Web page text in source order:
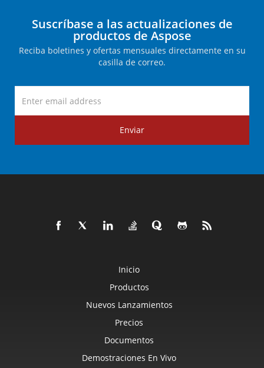
Suscríbase a las actualizaciones de
productos de Aspose
Reciba boletines y ofertas mensuales directamente en su
casilla de correo.
Enviar
Inicio
Productos
Nuevos Lanzamientos
Precios
Documentos
Demostraciones En Vivo